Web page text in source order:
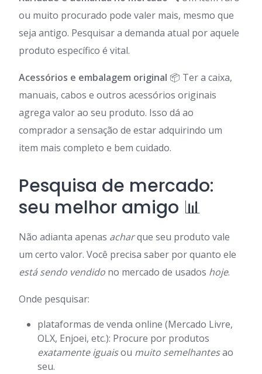
ou muito procurado pode valer mais, mesmo que
seja antigo. Pesquisar a demanda atual por aquele
produto específico é vital.
Acessórios e embalagem original 📦 Ter a caixa,
manuais, cabos e outros acessórios originais
agrega valor ao seu produto. Isso dá ao
comprador a sensação de estar adquirindo um
item mais completo e bem cuidado.
Pesquisa de mercado:
seu melhor amigo 📊
Não adianta apenas acharque seu produto vale
um certo valor. Você precisa saber por quanto ele
está sendo vendido no mercado de usados hoje.
Onde pesquisar:
plataformas de venda online (Mercado Livre,
OLX, Enjoei, etc.): Procure por produtos
exatamente iguaisou muito semelhantesao
seu.